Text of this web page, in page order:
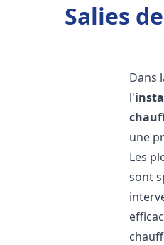
Salies
Dans
l'
une
Les
sont